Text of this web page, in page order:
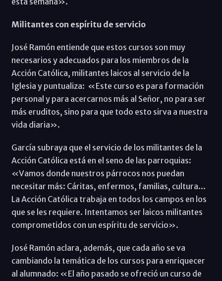
Militantes con espíritu de servicio
José Ramón entiende que estos cursos son muy
necesarios y adecuados para los miembros de la
Acción Católica, militantes laicos al servicio de la
Iglesia y puntualiza: «Este curso es para formación
personal y para acercarnos más al Señor, no para ser
más eruditos, sino para que todo esto sirva a nuestra
vida diaria».
García subraya que el servicio de los militantes de la
Acción Católica está en el seno de las parroquias:
«Vamos donde nuestros párrocos nos puedan
necesitar más: Cáritas, enfermos, familias, cultura...
La Acción Católica trabaja en todos los campos en los
que se les requiere. Intentamos ser laicos militantes
comprometidos con un espíritu de servicio».
José Ramón aclara, además, que cada año se va
cambiando la temática de los cursos para enriquecer
al alumnado: «El año pasado se ofreció un curso de